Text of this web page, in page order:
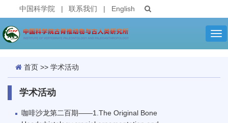
中国科学院 | 联系我们 | English
首页 >> 学术活动
学术活动
咖啡沙龙第二百期——1.The Original Bone